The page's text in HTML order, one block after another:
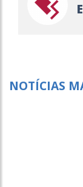
NOTÍCIAS